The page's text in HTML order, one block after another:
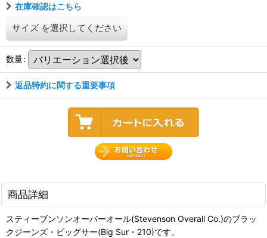
在庫確認はこちら
サイズ を選択してください
数量:
返品特約に関する重要事項
商品詳細
スティーブンソンオーバーオール(Stevenson Overall Co.)のブラッ
クジーンズ・ビッグサー(Big Sur・210)です。